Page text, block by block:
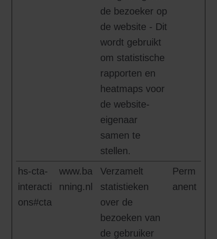
de bezoeker op
de website - Dit
wordt gebruikt
om statistische
rapporten en
heatmaps voor
de website-
eigenaar
samen te
stellen.
hs-cta-
interacti
ons#cta
www.ba
nning.nl
Verzamelt
statistieken
over de
bezoeken van
de gebruiker
Perm
anent